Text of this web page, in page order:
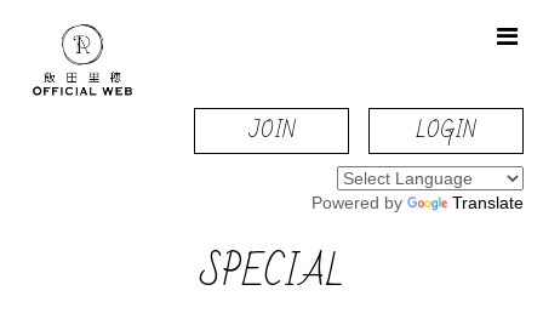
JOIN LOGIN
Powered by Translate
SPECIAL